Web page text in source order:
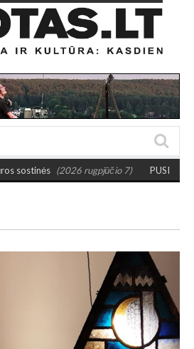
7) PUSIAUSVYROS AKTAS